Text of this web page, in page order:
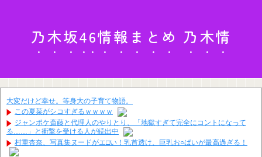
乃木坂46情報まとめ 乃木情
大変だけど幸せ。等身大の子育て物語。
この夏菜がシコすぎるｗｗｗｗ
ジャンポケ斎藤と代理人のやりとり、「地獄すぎて完全にコントになって
る……」と衝撃を受ける人が続出中
村重杏奈、写真集ヌードがエ□い！乳首透け、巨乳お○ぱいが最高過ぎる！